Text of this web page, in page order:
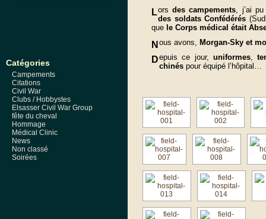
Catégories
Campements
Citations
Civil War
Clubs / Hobbystes
Elsasser Civil War Group
fête du cheval
Hommage
Médical Clinic
News
Non classé
Soirées
Lorsdes campements, j’ai
des soldats Confédérés
que le Corps médical était
N ous avons, Morgan-Sky et
Depuis ce jour,uniformes,
chinés pour équipé l’hôpital…